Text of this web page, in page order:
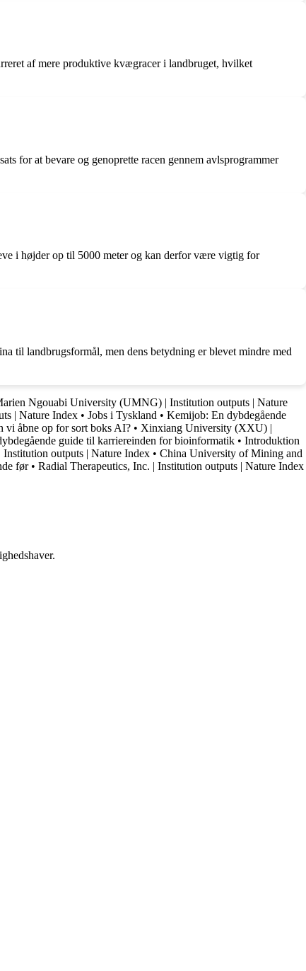
af mere produktive kvægracer i landbruget, hvilket
for at bevare og genoprette racen gennem avlsprogrammer
i højder op til 5000 meter og kan derfor være vigtig for
til landbrugsformål, men dens betydning er blevet mindre med
Ngouabi University (UMNG) | Institution outputs | Nature
| Nature Index • Jobs i Tyskland • Kemijob: En dybdegående
vi åbne op for sort boks AI? • Xinxiang University (XXU) |
guide til karriereinden for bioinformatik • Introduktion
outputs | Nature Index • China University of Mining and
før• Radial Therapeutics, Inc. | Institution outputs | Nature Index